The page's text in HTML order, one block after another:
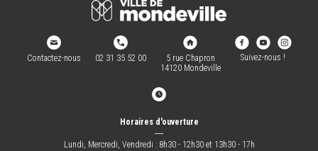
Contactez-nous 02 31 35 52 00
5 rue Chapron
14120 Mondeville
Suivez-nous !
Horaires d'ouverture
―
Lundi, Mercredi, Vendredi : 8h30 - 12h30 et 13h30 - 17h